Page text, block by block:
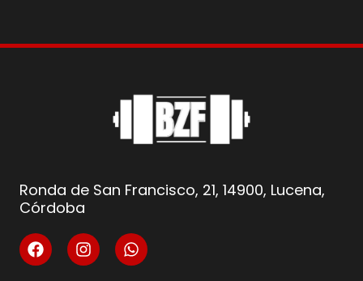
Ronda de San Francisco, 21, 14900, Lucena,
Córdoba